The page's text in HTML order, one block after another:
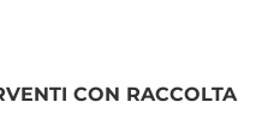
CON RACCOLTA